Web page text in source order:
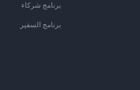
برنامج شركاء
برنامج السفير